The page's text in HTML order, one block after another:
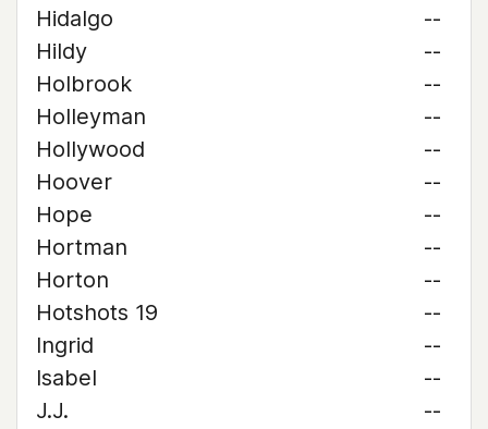
Hidalgo
--
Hildy
--
Holbrook
--
Holleyman
--
Hollywood
--
Hoover
--
Hope
--
Hortman
--
Horton
--
Hotshots 19
--
Ingrid
--
Isabel
--
J.J.
--